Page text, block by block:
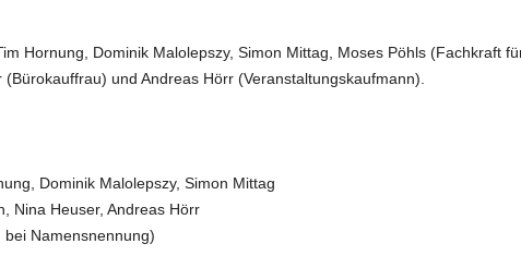
Hornung, Dominik Malolepszy, Simon Mittag, Moses Pöhls (Fachkraft
und Andreas Hörr (Veranstaltungskaufmann).
Dominik Malolepszy, Simon Mittag
Nina Heuser, Andreas Hörr
Namensnennung)